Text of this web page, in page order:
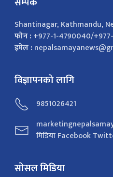
Shantinagar, Kathmandu,
फोन :+977-1-4790040/
इमेल :
विज्ञापनको लागि
9851026421
मिडिया Facebook
सोसल मिडिया